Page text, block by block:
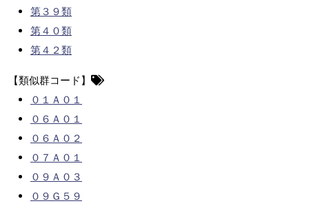
第３９類
第４０類
第４２類
【類似群コード】
０１Ａ０１
０６Ａ０１
０６Ａ０２
０７Ａ０１
０９Ａ０３
０９Ｇ５９